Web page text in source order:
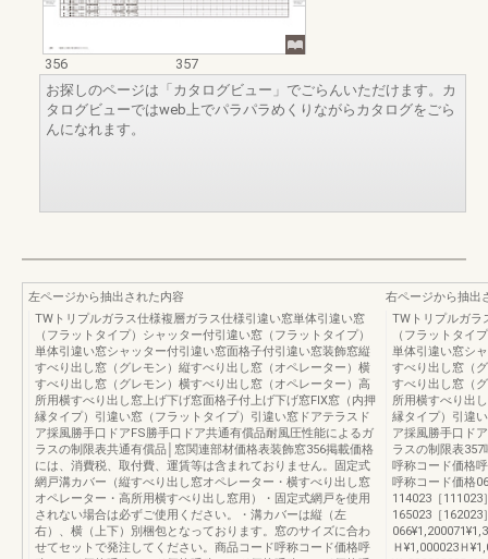
356
357
お探しのページは「カタログビュー」でごらんいただけます。カ
タログビューではweb上でパラパラめくりながらカタログをごら
んになれます。
左ページから抽出された内容
TWトリプルガラス仕様複層ガラス仕様引違い窓単体引違い窓
（フラットタイプ）シャッター付引違い窓（フラットタイプ）
単体引違い窓シャッター付引違い窓面格子付引違い窓装飾窓縦
すべり出し窓（グレモン）縦すべり出し窓（オペレーター）横
すべり出し窓（グレモン）横すべり出し窓（オペレーター）高
所用横すべり出し窓上げ下げ窓面格子付上げ下げ窓FIX窓（内押
縁タイプ）引違い窓（フラットタイプ）引違い窓ドアテラスド
ア採風勝手口ドアFS勝手口ドア共通有償品耐風圧性能によるガ
ラスの制限表共通有償品│窓関連部材価格表装飾窓356掲載価格
には、消費税、取付費、運賃等は含まれておりません。固定式
網戸溝カバー（縦すべり出し窓オペレーター・横すべり出し窓
オペレーター・高所用横すべり出し窓用）・固定式網戸を使用
されない場合は必ずご使用ください。・溝カバーは縦（左
右）、横（上下）別梱包となっております。窓のサイズに合わ
せてセットで発注してください。商品コード呼称コード価格呼
右ページから抽出
TWトリプルガラ
（フラットタイ
単体引違い窓シ
すべり出し窓（
すべり出し窓（
所用横すべり出
縁タイプ）引違
ア採風勝手口ド
ラスの制限表
呼称コード価格
呼称コード価格
114023［111023
165023［162023
Ｈ¥1,000023Ｈ